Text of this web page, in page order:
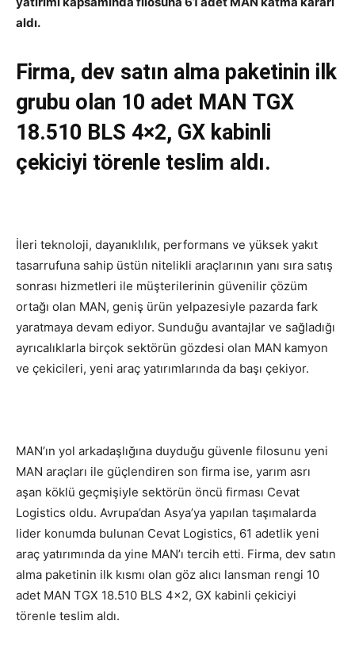
aldı.
Firma, dev satın alma paketinin ilk
grubu olan 10 adet MAN TGX
18.510 BLS 4×2, GX kabinli
çekiciyi törenle teslim aldı.
İleri teknoloji, dayanıklılık, performans ve yüksek yakıt
tasarrufuna sahip üstün nitelikli araçlarının yanı sıra satış
sonrası hizmetleri ile müşterilerinin güvenilir çözüm
ortağı olan MAN, geniş ürün yelpazesiyle pazarda fark
yaratmaya devam ediyor. Sunduğu avantajlar ve sağladığı
ayrıcalıklarla birçok sektörün gözdesi olan MAN kamyon
ve çekicileri, yeni araç yatırımlarında da başı çekiyor.
MAN’ın yol arkadaşlığına duyduğu güvenle filosunu yeni
MAN araçları ile güçlendiren son firma ise, yarım asrı
aşan köklü geçmişiyle sektörün öncü firması Cevat
Logistics oldu. Avrupa’dan Asya’ya yapılan taşımalarda
lider konumda bulunan Cevat Logistics, 61 adetlik yeni
araç yatırımında da yine MAN’ı tercih etti. Firma, dev satın
alma paketinin ilk kısmı olan göz alıcı lansman rengi 10
adet MAN TGX 18.510 BLS 4×2, GX kabinli çekiciyi
törenle teslim aldı.